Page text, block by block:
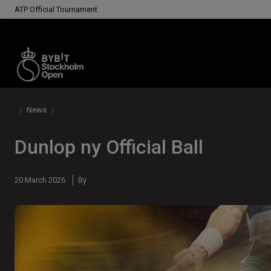
ATP Official Tournament
News
Dunlop ny Official Ball
20 March 2026 By